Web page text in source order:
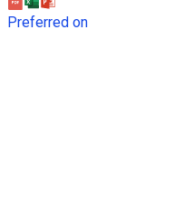
Preferred on